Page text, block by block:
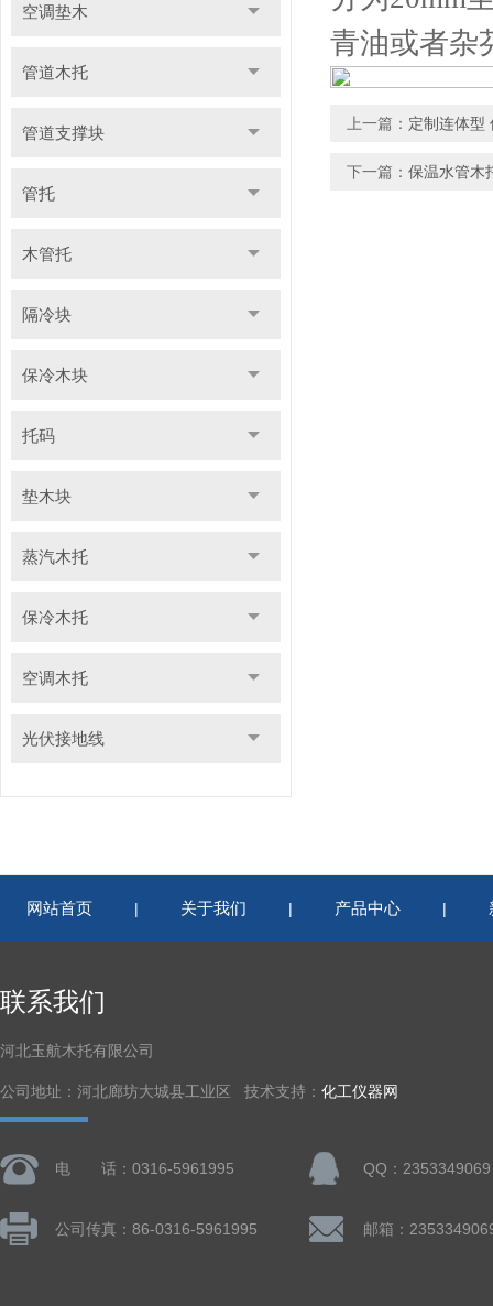
空调垫木
管道木托
管道支撑块
管托
木管托
隔冷块
保冷木块
托码
垫木块
蒸汽木托
保冷木托
空调木托
光伏接地线
青油或者杂
上一篇： 定制连体型
下一篇： 保温水管木
网站首页 | 关于我们 | 产品中心 |
联系我们
河北玉航木托有限公司
公司地址：河北廊坊大城县工业区 技术支持： 化工仪器网
电 话：0316-5961995 QQ：2353349069
公司传真：86-0316-5961995 邮箱：